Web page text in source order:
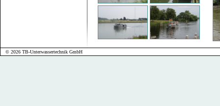
© 2026 TB-Unterwassertechnik GmbH